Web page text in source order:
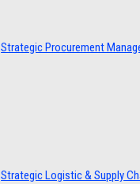
Strategic Procurement
Strategic Logistic & Supply